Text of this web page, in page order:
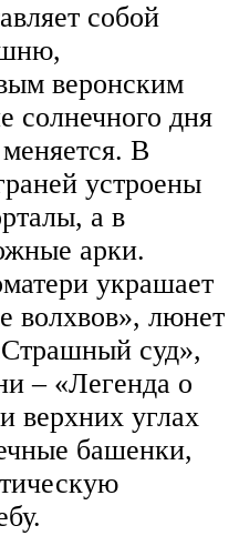
собой
веронским
солнечного дня
В
устроены
а в
арки.
украшает
волхвов», люнет
суд»,
– «Легенда о
верхних углах
башенки,